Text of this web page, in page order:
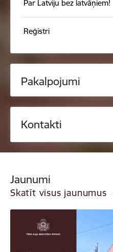
Par Latviju bez latvāņiem!
Reģistri
Pakalpojumi
Kontakti
Jaunumi
Skatīt visus jaunumus